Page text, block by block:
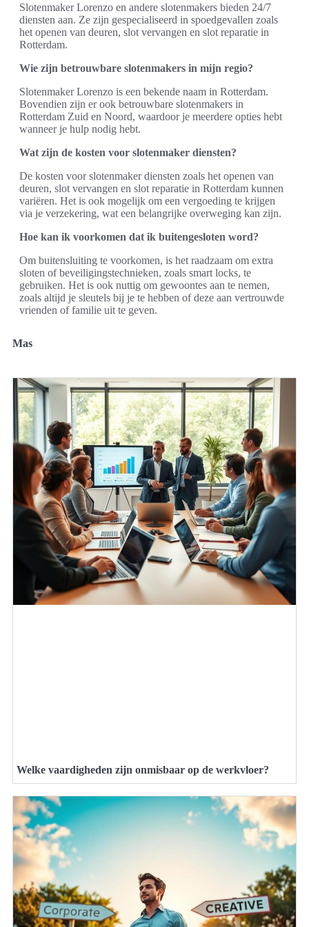
Slotenmaker Lorenzo en andere slotenmakers bieden 24/7
diensten aan. Ze zijn gespecialiseerd in spoedgevallen zoals
het openen van deuren, slot vervangen en slot reparatie in
Rotterdam.
Wie zijn betrouwbare slotenmakers in mijn regio?
Slotenmaker Lorenzo is een bekende naam in Rotterdam.
Bovendien zijn er ook betrouwbare slotenmakers in
Rotterdam Zuid en Noord, waardoor je meerdere opties hebt
wanneer je hulp nodig hebt.
Wat zijn de kosten voor slotenmaker diensten?
De kosten voor slotenmaker diensten zoals het openen van
deuren, slot vervangen en slot reparatie in Rotterdam kunnen
variëren. Het is ook mogelijk om een vergoeding te krijgen
via je verzekering, wat een belangrijke overweging kan zijn.
Hoe kan ik voorkomen dat ik buitengesloten word?
Om buitensluiting te voorkomen, is het raadzaam om extra
sloten of beveiligingstechnieken, zoals smart locks, te
gebruiken. Het is ook nuttig om gewoontes aan te nemen,
zoals altijd je sleutels bij je te hebben of deze aan vertrouwde
vrienden of familie uit te geven.
Mas
Welke vaardigheden zijn onmisbaar op de werkvloer?